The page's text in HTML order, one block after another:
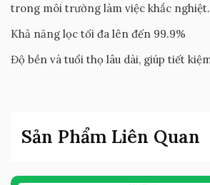
trong môi trường làm việc khắc nghiệt.
Khả năng lọc tối đa lên đến 99.9%
Độ bền và tuổi thọ lâu dài, giúp tiết
Sản Phẩm Liên Quan